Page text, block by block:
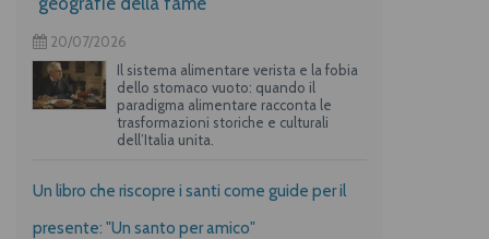
20/07/2026
Il sistema alimentare verista e la fobia
dello stomaco vuoto: quando il
paradigma alimentare racconta le
trasformazioni storiche e culturali
dell’Italia unita.
Un libro che riscopre i santi come guide per il
presente: "Un santo per amico"